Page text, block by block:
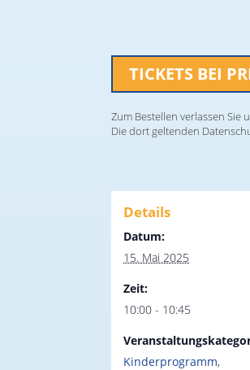
TICKETS BEI
Zum Bestellen verlassen Sie
Die dort geltenden
Details
Datum:
15. Mai 2025
Zeit:
10:00 - 10:45
Kinderprogramm,